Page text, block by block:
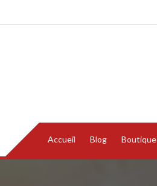
Accueil Blog Boutique